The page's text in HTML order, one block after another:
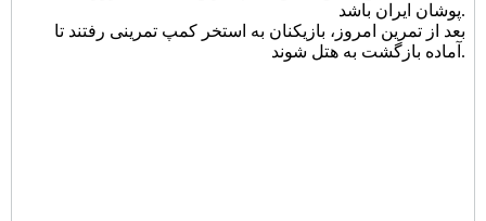
پوشان ایران باشد.
بعد از تمرین امروز، بازیکنان به استخر کمپ تمرینی رفتند تا
آماده بازگشت به هتل شوند.